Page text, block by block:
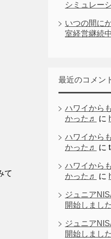
て
シミュレー
いつの間に
室経営継続中
最近のコメン
ハワイから
かった♬
に
ハワイから
かった♬
に
ハワイから
かった♬
に
ジュニア
開始しまし
ジュニア
開始しまし